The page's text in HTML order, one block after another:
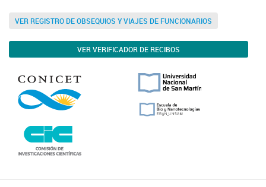
VER REGISTRO DE OBSEQUIOS Y VIAJES DE FUNCIONARIOS
VER VERIFICADOR DE RECIBOS